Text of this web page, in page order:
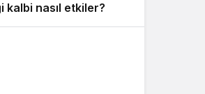
kalbi nasıl etkiler?